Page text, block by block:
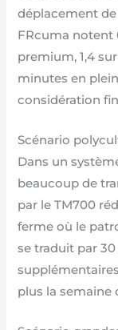
déplacement
FRcuma notent
premium, 1,4
minutes en
considération
Scénario
Dans un
beaucoup de
par le TM700
ferme où le
se traduit par
plus la semaine